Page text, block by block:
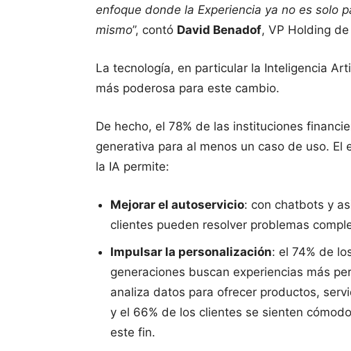
enfoque donde la Experiencia ya no es solo
mismo”, contó David Benadof, VP Holding de
La tecnología, en particular la Inteligencia
más poderosa para este cambio.
De hecho, el 78% de las instituciones
generativa para al menos un caso de uso.
la IA permite:
Mejorar el autoservicio: con chatbots y
clientes pueden resolver problemas
Impulsar la personalización: el 74% de
generaciones buscan experiencias más
analiza datos para ofrecer productos,
y el 66% de los clientes se sienten
este fin.